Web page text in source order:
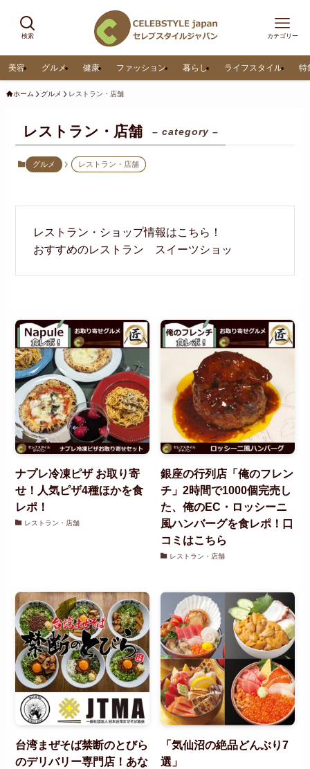
検索 カテゴリー
美容 グルメ 健康 ファッション 暮らし ライフスタイル 特
ホーム グルメ レストラン・店舗
レストラン・店舗 – category –
グルメ レストラン・店舗
レストラン・ショップ情報はこちら！
おすすめのレストラン スイーツショッ
ナプレ冷凍ピザ お取り寄
せ！人気ピザ4種ほかを食
レポ！
レストラン・店舗
銀座の行列店「俺のフレン
チ」2時間で1000個完売し
た、俺のEC・ロッシーニ
風ハンバーグを食レポ！口
コミはこちら
レストラン・店舗
台湾まぜそば禁断のとびら
のデリバリー専門店！あな
「気仙沼の絶品どんぶり7
選」